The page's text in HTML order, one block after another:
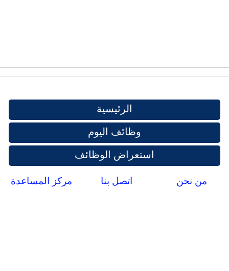
الرئيسية
وظائف اليوم
استعراض الوظائف
من نحن اتصل بنا مركز المساعدة